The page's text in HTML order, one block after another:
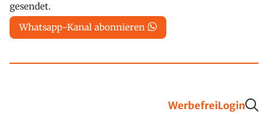
gesendet.
Whatsapp-Kanal abonnieren
WerbefreiLogin